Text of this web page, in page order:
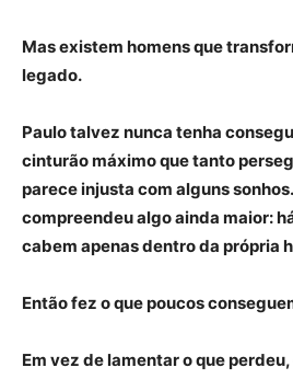
Mas existem homens que
legado.
Paulo talvez nunca tenha
cinturão máximo que tanto
parece injusta com alguns
compreendeu algo ainda maior:
cabem apenas dentro da própria
Então fez o que poucos
Em vez de lamentar o que